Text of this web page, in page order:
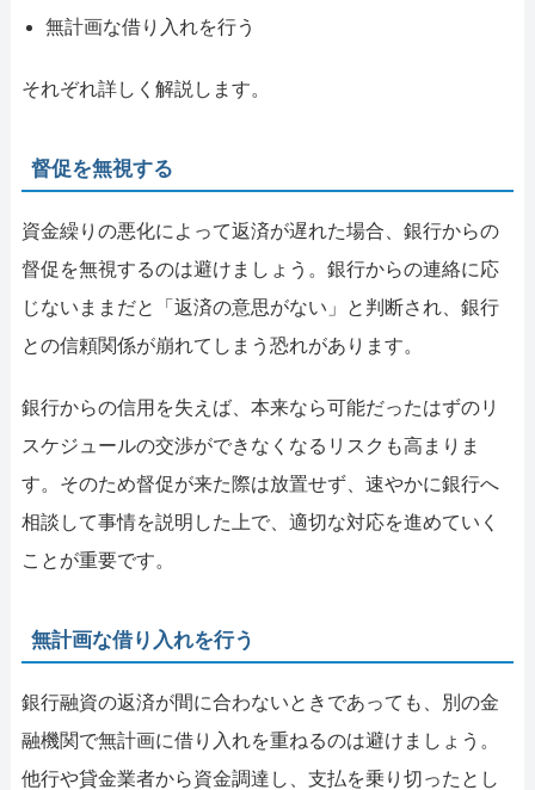
無計画な借り入れを行う
それぞれ詳しく解説します。
督促を無視する
資金繰りの悪化によって返済が遅れた場合、銀行からの
督促を無視するのは避けましょう。銀行からの連絡に応
じないままだと「返済の意思がない」と判断され、銀行
との信頼関係が崩れてしまう恐れがあります。
銀行からの信用を失えば、本来なら可能だったはずのリ
スケジュールの交渉ができなくなるリスクも高まりま
す。そのため督促が来た際は放置せず、速やかに銀行へ
相談して事情を説明した上で、適切な対応を進めていく
ことが重要です。
無計画な借り入れを行う
銀行融資の返済が間に合わないときであっても、別の金
融機関で無計画に借り入れを重ねるのは避けましょう。
他行や貸金業者から資金調達し、支払を乗り切ったとし